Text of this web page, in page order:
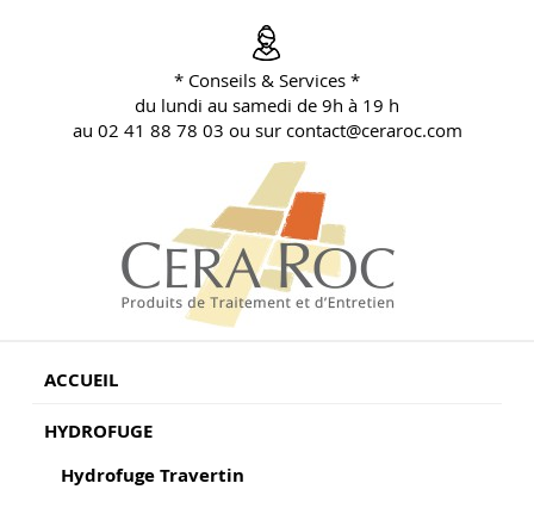
* Conseils & Services *
du lundi au samedi de 9h à 19 h
au 02 41 88 78 03 ou sur contact@ceraroc.com
ACCUEIL
HYDROFUGE
Hydrofuge Travertin